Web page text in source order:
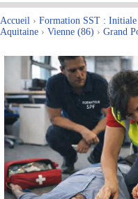
Accueil › Formation SST :
Aquitaine › Vienne (86) › Grand